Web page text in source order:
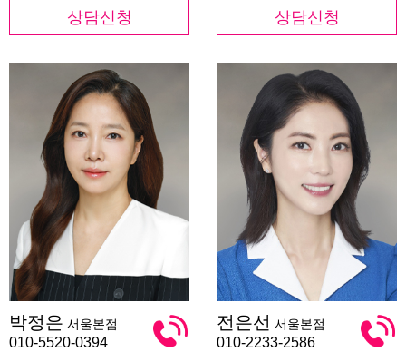
상담신청 상담신청
정
은
박정은 서울본점
010-5520-0394
은
선
전은선 서울본점
010-2233-2586